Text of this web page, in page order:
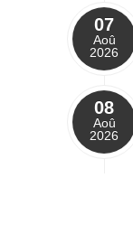
07
Aoû
2026
08
Aoû
2026